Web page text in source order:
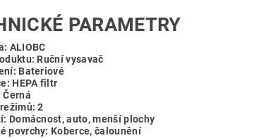
PARAMETRY
ALIOBC
Ruční vysavač
Bateriové
HEPA filtr
Černá
2
Domácnost, auto, menší plochy
povrchy: Koberce, čalounění